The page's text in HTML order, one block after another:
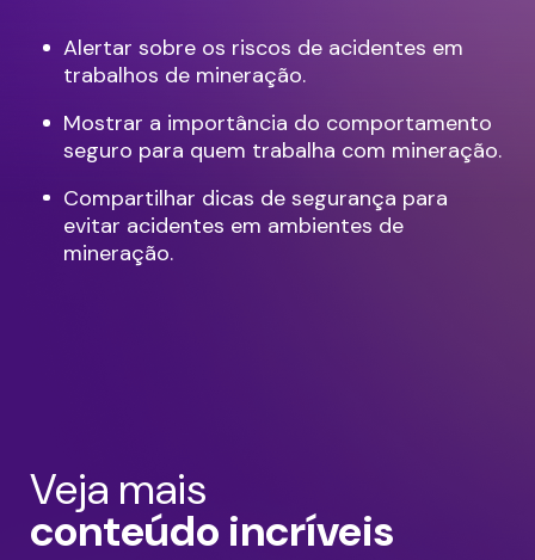
Alertar sobre os riscos de acidentes em
trabalhos de mineração.
Mostrar a importância do comportamento
seguro para quem trabalha com mineração.
Compartilhar dicas de segurança para
evitar acidentes em ambientes de
mineração.
Veja mais
conteúdo incríveis